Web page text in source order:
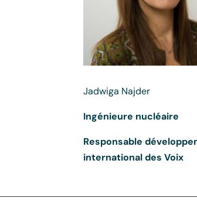
Jadwiga Najder
Ingénieure nucléaire
Responsable
international des Voix